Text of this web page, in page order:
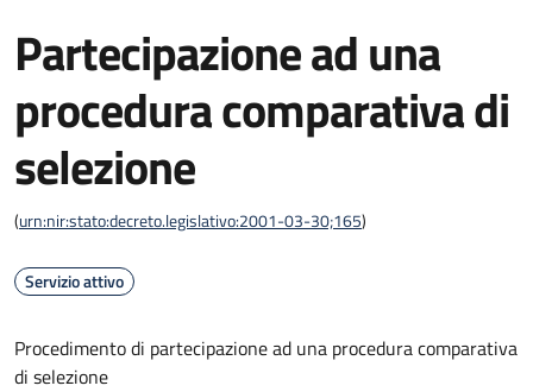
Partecipazione ad una
procedura comparativa di
selezione
(urn:nir:stato:decreto.legislativo:2001-03-30;165)
Servizio attivo
Procedimento di partecipazione ad una procedura comparativa
di selezione